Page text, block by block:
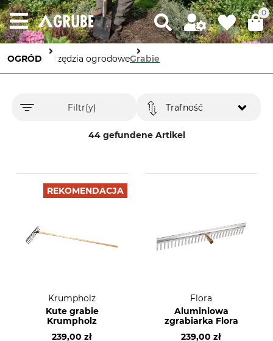
0
OGRÓD Narzędzia ogrodoweGrabie
Filtr(y)
44 gefundene Artikel
Trafność
REKOMENDACJA
Krumpholz
Kute grabie
Krumpholz
239,00 zł
Flora
Aluminiowa
zgrabiarka Flora
239,00 zł